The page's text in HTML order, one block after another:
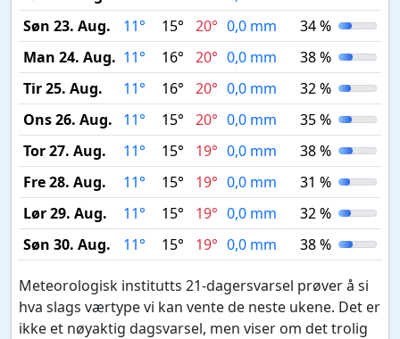
Søn 23. Aug.
11° 15° 20° 0,0 mm
34 %
Man 24. Aug. 11° 16° 20° 0,0 mm
38 %
Tir 25. Aug.
11° 16° 20° 0,0 mm
32 %
Ons 26. Aug.
11° 15° 20° 0,0 mm
35 %
Tor 27. Aug.
11° 15° 19° 0,0 mm
38 %
Fre 28. Aug.
11° 15° 19° 0,0 mm
31 %
Lør 29. Aug.
11° 15° 19° 0,0 mm
32 %
Søn 30. Aug.
11° 15° 19° 0,0 mm 38 %
Meteorologisk institutts 21-dagersvarsel prøver å si
hva slags værtype vi kan vente de neste ukene. Det er
ikke et nøyaktig dagsvarsel, men viser om det trolig